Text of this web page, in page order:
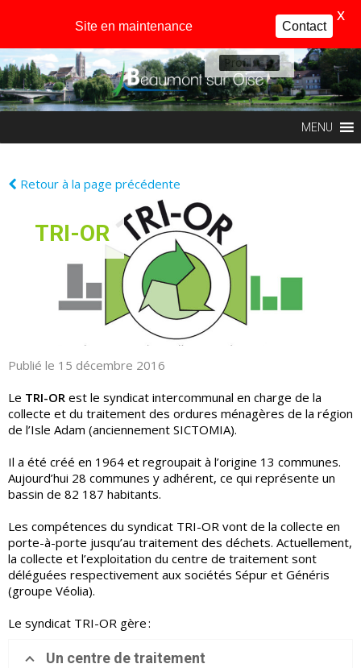
Profil
MENU
Retour à la page précédente
TRI-OR
Publié le 15 décembre 2016
Le TRI-OR est le syndicat intercommunal en charge de la
collecte et du traitement des ordures ménagères de la région
de l’Isle Adam (anciennement SICTOMIA).
Il a été créé en 1964 et regroupait à l’origine 13 communes.
Aujourd’hui 28 communes y adhérent, ce qui représente un
bassin de 82 187 habitants.
Les compétences du syndicat TRI-OR vont de la collecte en
porte-à-porte jusqu’au traitement des déchets. Actuellement,
la collecte et l’exploitation du centre de traitement sont
déléguées respectivement aux sociétés Sépur et Généris
(groupe Véolia).
Le syndicat TRI-OR gère :
Un centre de traitement
Site en maintenance Contact
X